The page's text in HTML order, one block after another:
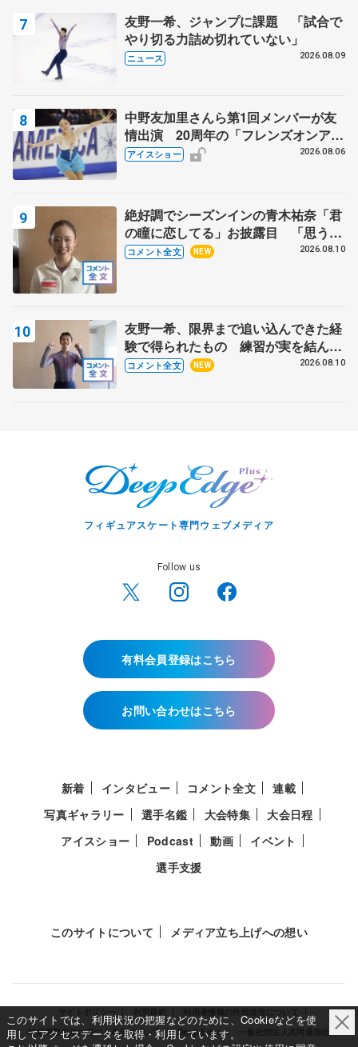
友野一希、ジャンプに課題 「試合で
やり切る力詰め切れていない」
ニュース 2026.08.09
中野友加里さんら第1回メンバーが友
情出演 20周年の「フレンズオンアイ
ス」 宮本賢二さん、有川梨絵さん、
アイスショー 2026.08.06
絶好調でシーズンインの青木祐奈「君
の瞳に恋してる」お披露目 「思う人
を狙う…キャッチするような」【サマ
コメント全文 NEW 2026.08.10
友野一希、限界まで追い込んできた経
験で得られたもの 練習が実を結んだ
アジアントロフィー 【サマーカップ
コメント全文 NEW 2026.08.10
フィギュアスケート専門ウェブメディア
Follow us
有料会員登録はこちら
お問い合わせはこちら
新着 インタビュー コメント全文
連載
写真ギャラリー
選手名鑑 大会特集
大会日程
アイスショー
Podcast 動画
イベント
選手支援
このサイトについて メディア立ち上げへの想い
特定商取引法に基づく表示について
Deep Edge
このサイトでは、利用状況の把握などのために、Cookieなどを使
用してアクセスデータを取得・利用しています。